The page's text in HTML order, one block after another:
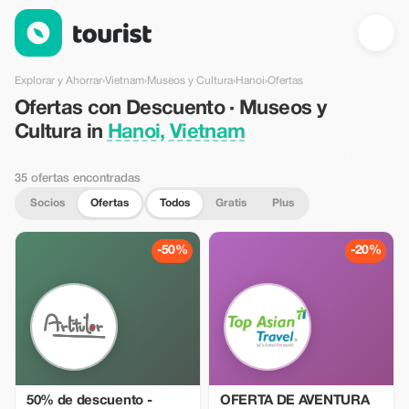
Ofertas con Descuento · Museos y Cultura in Hanoi, Vietnam
Explorar y Ahorrar›Vietnam›Museos y Cultura›Hanoi›Ofertas
Ofertas con Descuento · Museos y
Cultura in Hanoi, Vietnam
35 ofertas encontradas
Socios Ofertas Todos Gratis Plus
-50%
50% de descuento -
-20%
OFERTA DE AVENTURA